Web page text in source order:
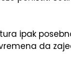
ipak
da